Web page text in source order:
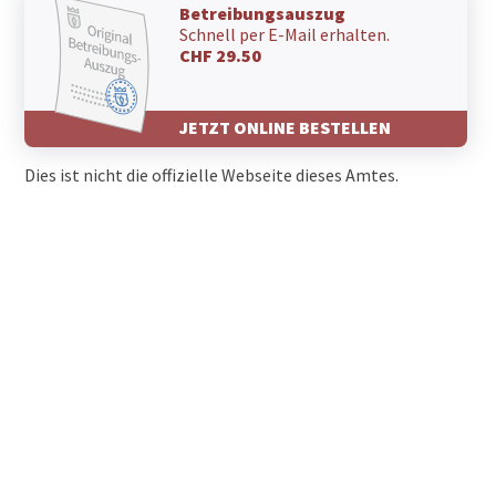
Betreibungsauszug
Schnell per E-Mail erhalten.
CHF 29.50
JETZT ONLINE BESTELLEN
Dies ist nicht die offizielle Webseite dieses Amtes.